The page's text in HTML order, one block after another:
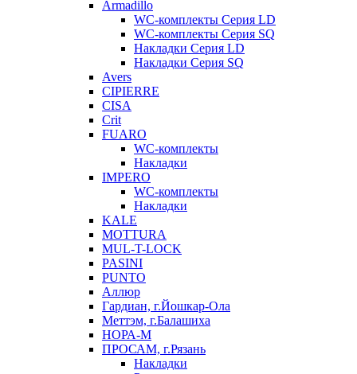
Armadillo
WC-комплекты Серия LD
WC-комплекты Серия SQ
Накладки Серия LD
Накладки Серия SQ
Avers
CIPIERRE
CISA
Crit
FUARO
WC-комплекты
Накладки
IMPERO
WC-комплекты
Накладки
KALE
MOTTURA
MUL-T-LOCK
PASINI
PUNTO
Аллюр
Гардиан, г.Йошкар-Ола
Меттэм, г.Балашиха
НОРА-М
ПРОСАМ, г.Рязань
Накладки